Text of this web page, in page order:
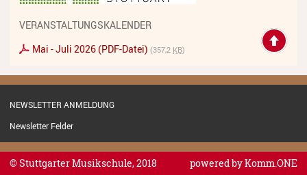
Ensembles
Talentförderung
Gebühren
Mietinstrumente
VERANSTALTUNGSKALENDER
Mai - Juli 2026 (PDF-Datei) (357,2 KB)
NEWSLETTER ANMELDUNG
Newsletter Felder
© Stuttgarter Musikschule, 2018 powered byKomm.ONE